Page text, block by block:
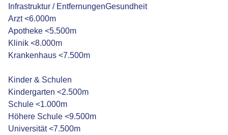
Infrastruktur / EntfernungenGesundheit
Arzt <6.000m
Apotheke <5.500m
Klinik <8.000m
Krankenhaus <7.500m
Kinder & Schulen
Kindergarten <2.500m
Schule <1.000m
Höhere Schule <9.500m
Universität <7.500m